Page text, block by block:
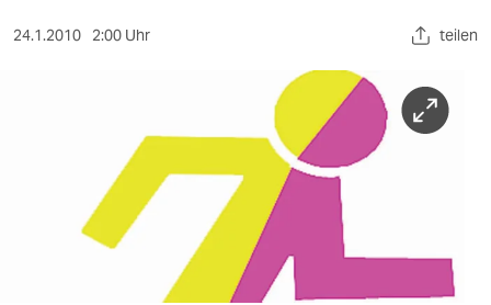
kultur
wahrheit
24.1.2010 2:00 Uhr teilen